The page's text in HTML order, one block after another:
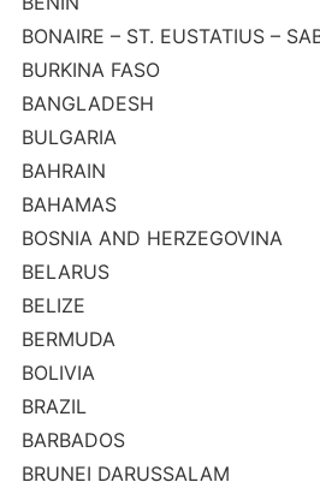
BONAIRE – ST. EUSTATIUS –
BURKINA FASO
BANGLADESH
BULGARIA
BAHRAIN
BAHAMAS
BOSNIA AND HERZEGOVINA
BELARUS
BELIZE
BERMUDA
BOLIVIA
BRAZIL
BARBADOS
BRUNEI DARUSSALAM